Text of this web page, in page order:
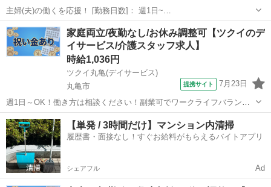
主婦(夫)の働くを応援！ [勤務日数]： 週1日~
10:00~16:00/09:00~15:00/08:00~12:00/09:00~17:00/10:00~18:00 月/
火/水/木/金/土/日 などから選べます [...
香川 さぬき市 ケアマネージャー
家庭両立/夜勤なし/お休み調整可【ツクイのデ
イサービス/介護スタッフ求人】
時給1,036円
ツクイ丸亀(デイサービス)
丸亀市
提携サイト 7月23日
週1日～OK！働き方は相談ください！副業可でワークライフバランス
◎あなたに合った働き方が探せます！ ★☆ 働きやすいメリット多数
★☆ ＼＼サービス・職種の魅力／／ 「今私たちに求められていること
は何だろう」「どんな工夫...
香川 丸亀市 介護
【単発 / 3時間だけ】マンション内清掃
履歴書・面接なし！すぐお給料がもらえるバイトアプリ
シェアフル Ad